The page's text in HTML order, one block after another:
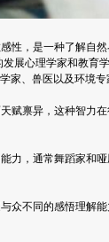
，是一种了解自然
展心理学家和教育
家、兽医以及环境
禀异，这种智力在
，通常舞蹈家和哑
不同的感悟理解能